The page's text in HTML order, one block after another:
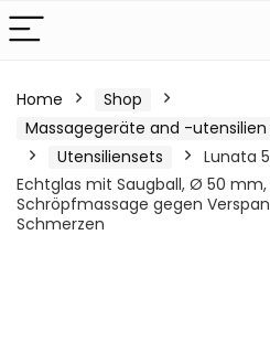
Home
Shop
Massagegeräte and -
Utensiliensets
Lunata
Echtglas mit Saugball, Ø 50
Schröpfmassage gegen
Schmerzen